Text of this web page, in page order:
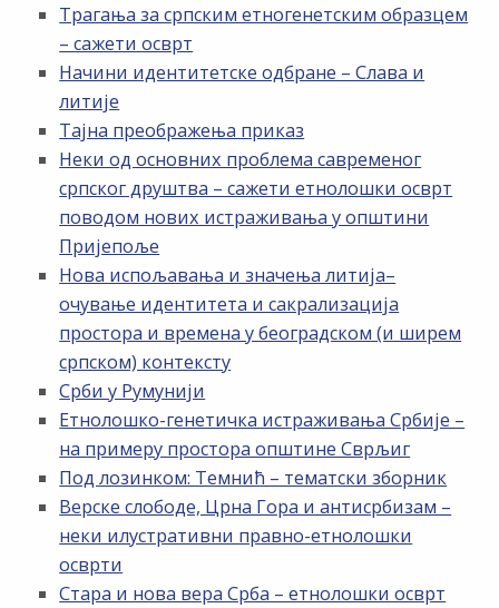
Трагања за српским етногенетским образцем
– сажети осврт
Начини идентитетске одбране – Слава и
литије
Тајна преображења приказ
Неки од основних проблема савременог
српског друштва – сажети етнолошки осврт
поводом нових истраживања у општини
Пријепоље
Нова испољавања и значења литија–
очување идентитета и сакрализација
простора и времена у београдском (и ширем
српском) контексту
Срби у Румунији
Етнолошко-генетичка истраживања Србије –
на примеру простора општине Сврљиг
Под лозинком: Темнић – тематски зборник
Верске слободе, Црна Гора и антисрбизам –
неки илустративни правно-етнолошки
осврти
Стара и нова вера Срба – етнолошки осврт